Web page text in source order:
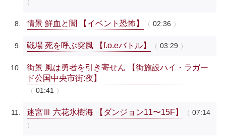
情景 鮮血と闇 【イベント恐怖】 02:36
戦場 死を呼ぶ突風 【f.o.eバトル】 03:29
街景 風は勇者を引き寄せん 【街施設ハイ・ラガー
ド公国中央市街:夜】
01:41
迷宮Ⅲ 六花氷樹海 【ダンジョン11〜15F】 07:14